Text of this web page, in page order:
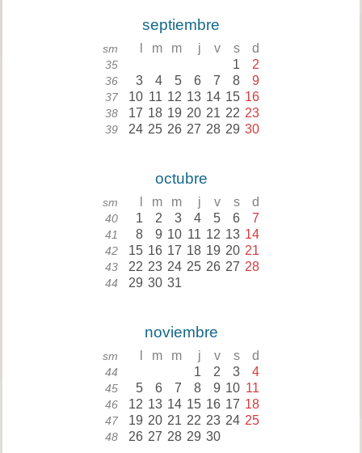
septiembre
sm m m j v s d
35 1 2
36 3 4 5 6 7 8 9
37 10 11 12 13 14 15 16
38 17 18 19 20 21 22 23
39 24 25 26 27 28 29 30
octubre
sm m m j v s d
40 1 2 3 4 5 6 7
41 8 9 10 11 12 13 14
42 15 16 17 18 19 20 21
43 22 23 24 25 26 27 28
44 29 30 31
noviembre
sm m m j v s d
44 1 2 3 4
45 5 6 7 8 9 10 11
46 12 13 14 15 16 17 18
47 19 20 21 22 23 24 25
48 26 27 28 29 30